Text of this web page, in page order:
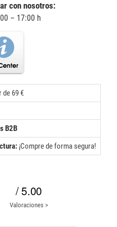
con nosotros:
– 17:00 h
de 69 €
B2B
¡Compre de forma segura!
/ 5.00
Valoraciones >